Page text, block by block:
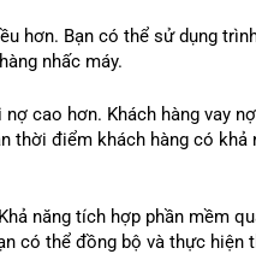
hơn. Bạn có thể sử dụng
nhấc máy.
cao hơn. Khách hàng vay
thời điểm khách hàng có
năng tích hợp phần mềm
có thể đồng bộ và thực